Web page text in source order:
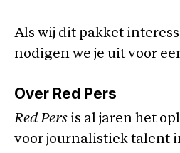
Als wij dit pakket
nodigen we je uit voor
Over Red Pers
Red Pers is al jaren het
voor journalistiek talent